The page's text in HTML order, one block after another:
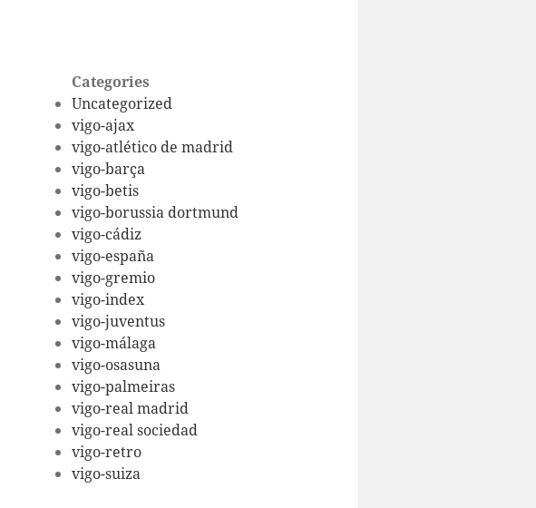
Categories
Uncategorized
vigo-ajax
vigo-atlético de madrid
vigo-barça
vigo-betis
vigo-borussia dortmund
vigo-cádiz
vigo-españa
vigo-gremio
vigo-index
vigo-juventus
vigo-málaga
vigo-osasuna
vigo-palmeiras
vigo-real madrid
vigo-real sociedad
vigo-retro
vigo-suiza